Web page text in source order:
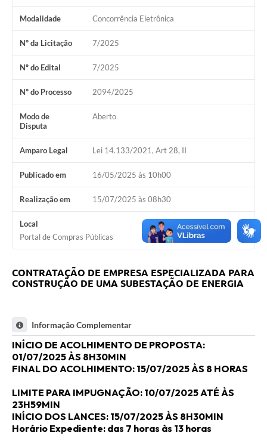
Modalidade Concorrência Eletrônica
Nº da Licitação 7/2025
Nº do Edital 7/2025
Nº do Processo 2094/2025
Modo de
Disputa
Aberto
Amparo Legal Lei 14.133/2021, Art 28, II
Publicado em 16/05/2025 às 10h00
Realização em 15/07/2025 às 08h30
Local
Portal de Compras Públicas
CONTRATAÇÃO DE EMPRESA ESPECIALIZADA PARA
CONSTRUÇÃO DE UMA SUBESTAÇÃO DE ENERGIA
Informação Complementar
INÍCIO DE ACOLHIMENTO DE PROPOSTA:
01/07/2025 ÀS 8H30MIN
FINAL DO ACOLHIMENTO: 15/07/2025 ÀS 8 HORAS
LIMITE PARA IMPUGNAÇÃO: 10/07/2025 ATÉ ÀS
23H59MIN
INÍCIO DOS LANCES: 15/07/2025 ÀS 8H30MIN
Horário Expediente: das 7 horas às 13 horas